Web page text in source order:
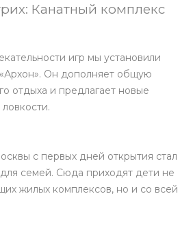
Канатный комплекс
игр мы установили
Он дополняет общую
отдыха и предлагает новые
с первых дней открытия стал
семей. Сюда приходят дети не
жилых комплексов, но и со всей